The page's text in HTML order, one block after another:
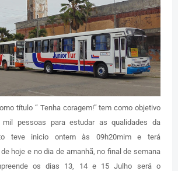
título “ Tenha coragem!” tem como objetivo
pessoas para estudar as qualidades da
teve inicio ontem às 09h20mim e terá
hoje e no dia de amanhã, no final de semana
os dias 13, 14 e 15 Julho será o